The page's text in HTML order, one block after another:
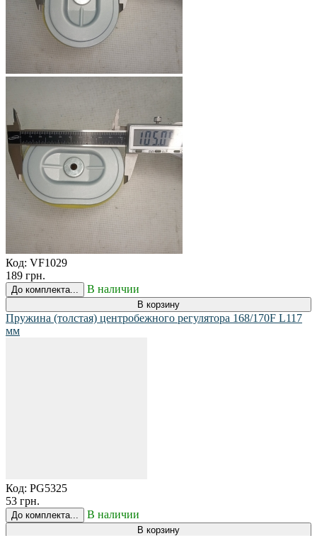
Код: VF1029
189 грн.
До комплекта... В наличии
В корзину
Пружина (толстая) центробежного регулятора 168/170F L117
мм
Код: PG5325
53 грн.
До комплекта... В наличии
В корзину